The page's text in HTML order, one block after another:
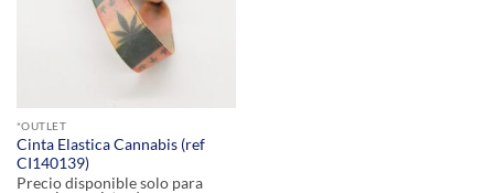
*OUTLET
Cinta Elastica Cannabis (ref
CI140139)
Precio disponible solo para